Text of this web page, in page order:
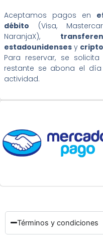
Aceptamos pagos en
débito (Visa,
NaranjaX),
estadounidenses y
Para reservar, se
restante se abona el
actividad.
Términos y condiciones